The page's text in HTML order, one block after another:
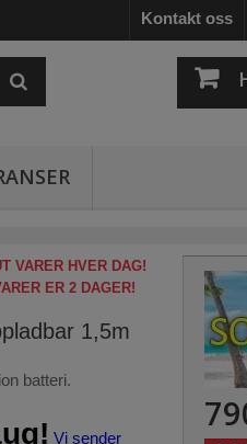
Kontakt oss
VARER HVER DAG!
ER 2 DAGER!
1,5m
batteri.
Vi sender